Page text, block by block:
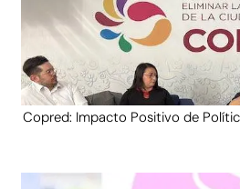
Copred: Impacto Positivo de